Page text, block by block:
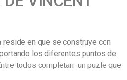
en que se construye con
los diferentes puntos de
todos completan un puzle que